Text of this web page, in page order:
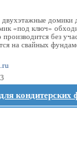
домики
«под ключ»
производится без
на свайных
кондитерских